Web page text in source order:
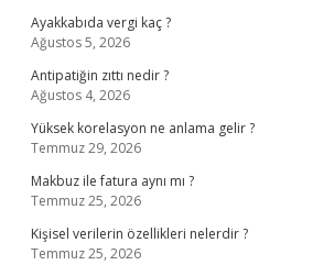
Ayakkabıda vergi kaç ?
Ağustos 5, 2026
Antipatiğin zıttı nedir ?
Ağustos 4, 2026
Yüksek korelasyon ne anlama gelir ?
Temmuz 29, 2026
Makbuz ile fatura aynı mı ?
Temmuz 25, 2026
Kişisel verilerin özellikleri nelerdir ?
Temmuz 25, 2026